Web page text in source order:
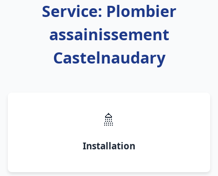
Service: Plombier
assainissement
Castelnaudary
🚿
Installation